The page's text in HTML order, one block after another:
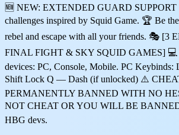
🆕 NEW: EXTENDED GUARD SUPPORT
challenges inspired by Squid Game. 🏆 Be
rebel and escape with all your friends. 🎭 [3
FINAL FIGHT & SKY SQUID GAMES]
devices: PC, Console, Mobile. PC
Shift Lock Q — Dash (if unlocked) ⚠️
PERMANENTLY BANNED WITH NO
NOT CHEAT OR YOU WILL BE
HBG devs.